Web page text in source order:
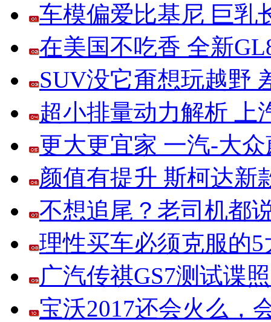
车模偏爱比基尼 巨乳
在美国不吃香 全新
SUV没它甭想玩越野
超小排量动力解析 上
更大更宜家 一汽-大
颜值有提升 斯柯达新
不想追尾？老司机都
理性买车必须克服的5
广汽传祺GS7测试谍
宝沃2017还会火么，